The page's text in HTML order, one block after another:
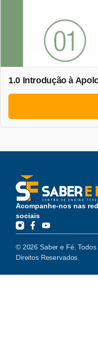
1.0 Introdução à
Acompanhe-nos nas
sociais
© 2026 Saber e Fé. Todos
Direitos Reservados.